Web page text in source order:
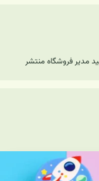
مدیر فروشگاه منتشر